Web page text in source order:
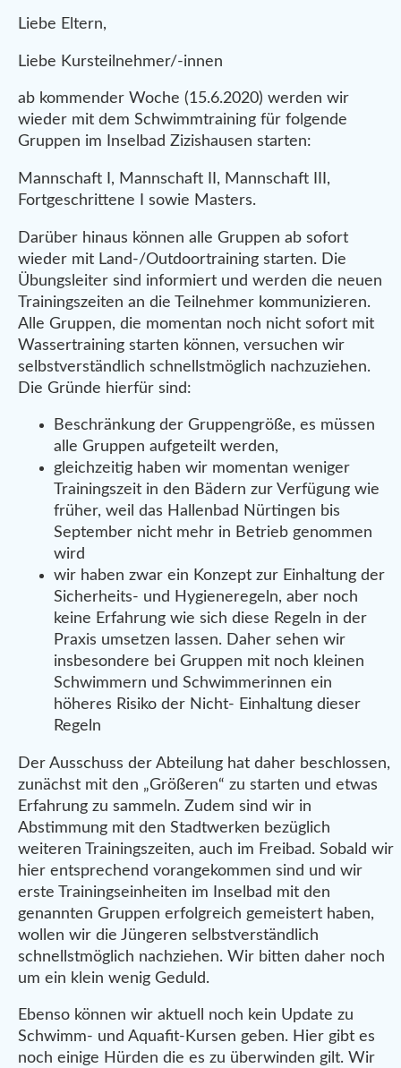
Liebe Eltern,
Liebe Kursteilnehmer/-innen
ab kommender Woche (15.6.2020) werden wir
wieder mit dem Schwimmtraining für folgende
Gruppen im Inselbad Zizishausen starten:
Mannschaft I, Mannschaft II, Mannschaft III,
Fortgeschrittene I sowie Masters.
Darüber hinaus können alle Gruppen ab sofort
wieder mit Land-/Outdoortraining starten. Die
Übungsleiter sind informiert und werden die neuen
Trainingszeiten an die Teilnehmer kommunizieren.
Alle Gruppen, die momentan noch nicht sofort mit
Wassertraining starten können, versuchen wir
selbstverständlich schnellstmöglich nachzuziehen.
Die Gründe hierfür sind:
Beschränkung der Gruppengröße, es müssen
alle Gruppen aufgeteilt werden,
gleichzeitig haben wir momentan weniger
Trainingszeit in den Bädern zur Verfügung wie
früher, weil das Hallenbad Nürtingen bis
September nicht mehr in Betrieb genommen
wird
wir haben zwar ein Konzept zur Einhaltung der
Sicherheits- und Hygieneregeln, aber noch
keine Erfahrung wie sich diese Regeln in der
Praxis umsetzen lassen. Daher sehen wir
insbesondere bei Gruppen mit noch kleinen
Schwimmern und Schwimmerinnen ein
höheres Risiko der Nicht- Einhaltung dieser
Regeln
Der Ausschuss der Abteilung hat daher beschlossen,
zunächst mit den „Größeren“ zu starten und etwas
Erfahrung zu sammeln. Zudem sind wir in
Abstimmung mit den Stadtwerken bezüglich
weiteren Trainingszeiten, auch im Freibad. Sobald wir
hier entsprechend vorangekommen sind und wir
erste Trainingseinheiten im Inselbad mit den
genannten Gruppen erfolgreich gemeistert haben,
wollen wir die Jüngeren selbstverständlich
schnellstmöglich nachziehen. Wir bitten daher noch
um ein klein wenig Geduld.
Ebenso können wir aktuell noch kein Update zu
Schwimm- und Aquafit-Kursen geben. Hier gibt es
noch einige Hürden die es zu überwinden gilt. Wir